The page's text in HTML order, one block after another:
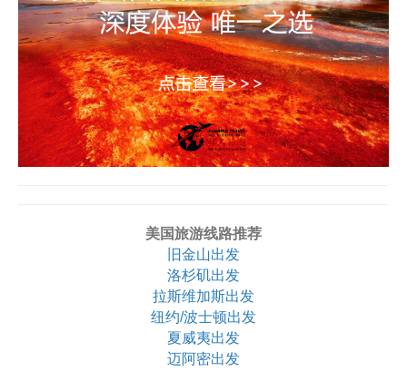
美国旅游线路推荐
旧金山出发
洛杉矶出发
拉斯维加斯出发
纽约/波士顿出发
夏威夷出发
迈阿密出发